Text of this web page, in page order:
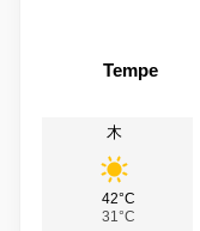
Tempe
木
42°C
31°C